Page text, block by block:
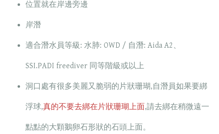
位置就在岸邊旁邊
岸潛
適合潛水員等級: 水肺: OWD / 自潛: Aida A2、
SSI.PADI freediver 同等階級或以上
洞口處有很多美麗又脆弱的片狀珊瑚,自潛員如果要綁
浮球,真的不要去綁在片狀珊瑚上面,請去綁在稍微遠一
點點的大顆鵝卵石形狀的石頭上面。